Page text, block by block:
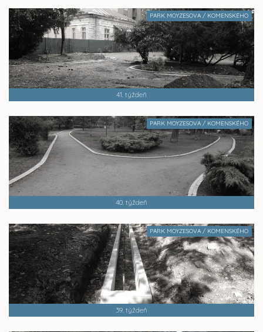
PARK MOYZESOVA / KOMENSKÉHO
41. týždeň
PARK MOYZESOVA / KOMENSKÉHO
40. týždeň
PARK MOYZESOVA / KOMENSKÉHO
39. týždeň